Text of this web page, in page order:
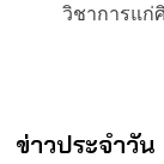
วิชาการแก่
ข่าวประจำวัน